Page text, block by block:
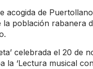
acogida de
población rabanera
celebrada el 20 de
‘Lectura musical